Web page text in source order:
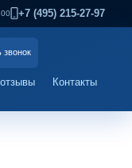
+7 (495) 215-27-97
звонок
Контакты